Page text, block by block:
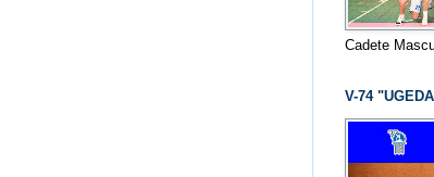
Cadete
V-74